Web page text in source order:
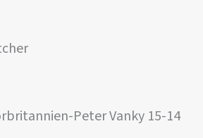
Peter Vanky 15-14